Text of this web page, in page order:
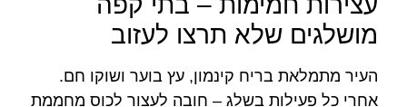
מושלגים שלא תרצו לעזוב
העיר מתמלאת בריח קינמון, עץ בוער ושוקו חם.
אחרי כל פעילות בשלג – חובה לעצור לכוס מחממת